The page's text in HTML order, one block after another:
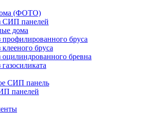
(ФОТО)
СИП панелей
дома
профилированного бруса
бруса
оцилиндрованного бревна
СИП панель
панелей